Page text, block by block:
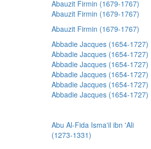
Abauzit Firmin (1679-1767)
Abauzit Firmin (1679-1767)
Abauzit Firmin (1679-1767)
Abbadie Jacques (1654-1727)
Abbadie Jacques (1654-1727)
Abbadie Jacques (1654-1727)
Abbadie Jacques (1654-1727)
Abbadie Jacques (1654-1727)
Abbadie Jacques (1654-1727)
Abu Al-Fida Isma'il ibn 'Ali
(1273-1331)